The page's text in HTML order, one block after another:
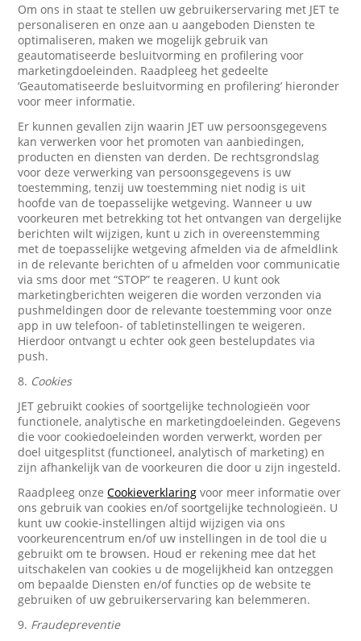
Om ons in staat te stellen uw gebruikerservaring met JET te
personaliseren en onze aan u aangeboden Diensten te
optimaliseren, maken we mogelijk gebruik van
geautomatiseerde besluitvorming en profilering voor
marketingdoeleinden. Raadpleeg het gedeelte
‘Geautomatiseerde besluitvorming en profilering’ hieronder
voor meer informatie.
Er kunnen gevallen zijn waarin JET uw persoonsgegevens
kan verwerken voor het promoten van aanbiedingen,
producten en diensten van derden. De rechtsgrondslag
voor deze verwerking van persoonsgegevens is uw
toestemming, tenzij uw toestemming niet nodig is uit
hoofde van de toepasselijke wetgeving. Wanneer u uw
voorkeuren met betrekking tot het ontvangen van dergelijke
berichten wilt wijzigen, kunt u zich in overeenstemming
met de toepasselijke wetgeving afmelden via de afmeldlink
in de relevante berichten of u afmelden voor communicatie
via sms door met “STOP” te reageren. U kunt ook
marketingberichten weigeren die worden verzonden via
pushmeldingen door de relevante toestemming voor onze
app in uw telefoon- of tabletinstellingen te weigeren.
Hierdoor ontvangt u echter ook geen bestelupdates via
push.
8. Cookies
JET gebruikt cookies of soortgelijke technologieën voor
functionele, analytische en marketingdoeleinden. Gegevens
die voor cookiedoeleinden worden verwerkt, worden per
doel uitgesplitst (functioneel, analytisch of marketing) en
zijn afhankelijk van de voorkeuren die door u zijn ingesteld.
Raadpleeg onzeCookieverklaring voor meer informatie over
ons gebruik van cookies en/of soortgelijke technologieën. U
kunt uw cookie-instellingen altijd wijzigen via ons
voorkeurencentrum en/of uw instellingen in de tool die u
gebruikt om te browsen. Houd er rekening mee dat het
uitschakelen van cookies u de mogelijkheid kan ontzeggen
om bepaalde Diensten en/of functies op de website te
gebruiken of uw gebruikerservaring kan belemmeren.
9. Fraudepreventie